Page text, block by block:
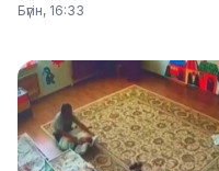
Бүгін, 16:33